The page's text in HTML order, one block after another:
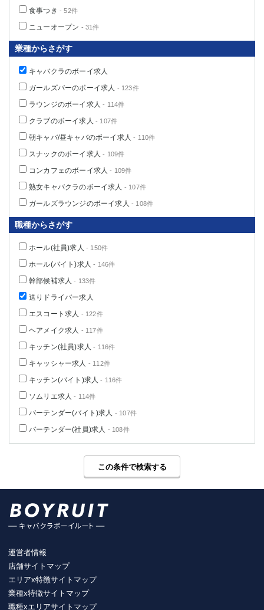
食事つき - 52件
ニューオープン - 31件
業種からさがす
キャバクラのボーイ求人
ガールズバーのボーイ求人 - 123件
ラウンジのボーイ求人 - 114件
クラブのボーイ求人 - 107件
朝キャバ/昼キャバのボーイ求人 - 110件
スナックのボーイ求人 - 109件
コンカフェのボーイ求人 - 109件
熟女キャバクラのボーイ求人 - 107件
ガールズラウンジのボーイ求人 - 108件
職種からさがす
ホール(社員)求人 - 150件
ホール(バイト)求人 - 146件
幹部候補求人 - 133件
送りドライバー求人
エスコート求人 - 122件
ヘアメイク求人 - 117件
キッチン(社員)求人 - 116件
キャッシャー求人 - 112件
キッチン(バイト)求人 - 116件
ソムリエ求人 - 114件
バーテンダー(バイト)求人 - 107件
バーテンダー(社員)求人 - 108件
この条件で検索する
運営者情報
店舗サイトマップ
エリアx特徴サイトマップ
業種x特徴サイトマップ
職種xエリアサイトマップ